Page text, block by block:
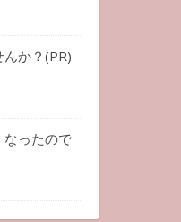
か？(PR)
なったので